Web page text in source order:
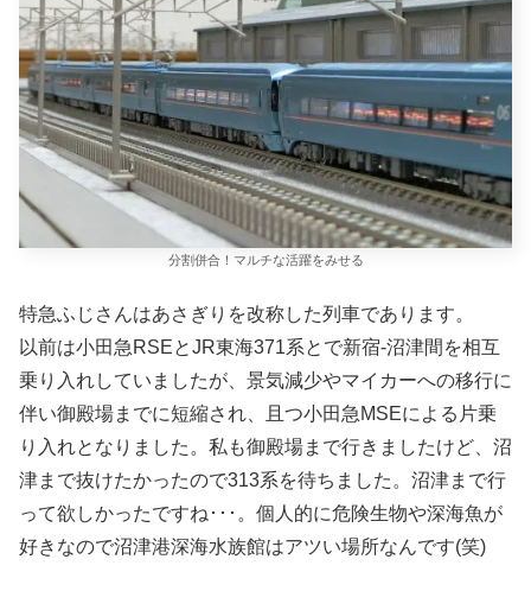
分割併合！マルチな活躍をみせる
特急ふじさんはあさぎりを改称した列車であります。
以前は小田急RSEとJR東海371系とで新宿-沼津間を相互
乗り入れしていましたが、景気減少やマイカーへの移行に
伴い御殿場までに短縮され、且つ小田急MSEによる片乗
り入れとなりました。私も御殿場まで行きましたけど、沼
津まで抜けたかったので313系を待ちました。沼津まで行
って欲しかったですね･･･。個人的に危険生物や深海魚が
好きなので沼津港深海水族館はアツい場所なんです(笑)